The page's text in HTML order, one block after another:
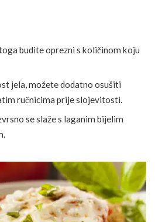
budite oprezni s količinom koju
jela, možete dodatno osušiti
ručnicima prije slojevitosti.
se slaže s laganim bijelim